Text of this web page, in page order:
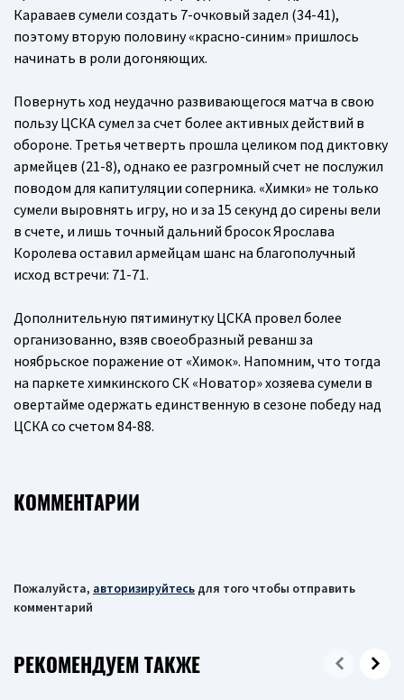
Караваев сумели создать 7-очковый задел (34-41),
поэтому вторую половину «красно-синим» пришлось
начинать в роли догоняющих.
Повернуть ход неудачно развивающегося матча в свою
пользу ЦСКА сумел за счет более активных действий в
обороне. Третья четверть прошла целиком под диктовку
армейцев (21-8), однако ее разгромный счет не послужил
поводом для капитуляции соперника. «Химки» не только
сумели выровнять игру, но и за 15 секунд до сирены вели
в счете, и лишь точный дальний бросок Ярослава
Королева оставил армейцам шанс на благополучный
исход встречи: 71-71.
Дополнительную пятиминутку ЦСКА провел более
организованно, взяв своеобразный реванш за
ноябрьское поражение от «Химок». Напомним, что тогда
на паркете химкинского СК «Новатор» хозяева сумели в
овертайме одержать единственную в сезоне победу над
ЦСКА со счетом 84-88.
КОММЕНТАРИИ
Пожалуйста, авторизируйтесь для того чтобы отправить
комментарий
РЕКОМЕНДУЕМ ТАКЖЕ